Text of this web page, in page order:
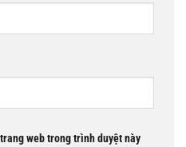
web trong trình duyệt này